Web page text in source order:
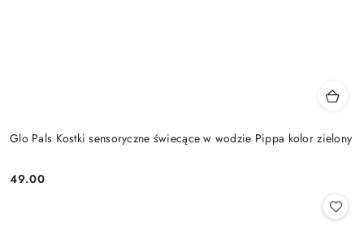
Glo Pals Kostki sensoryczne świecące w wodzie Pippa kolor zielony
Cena:
49.00